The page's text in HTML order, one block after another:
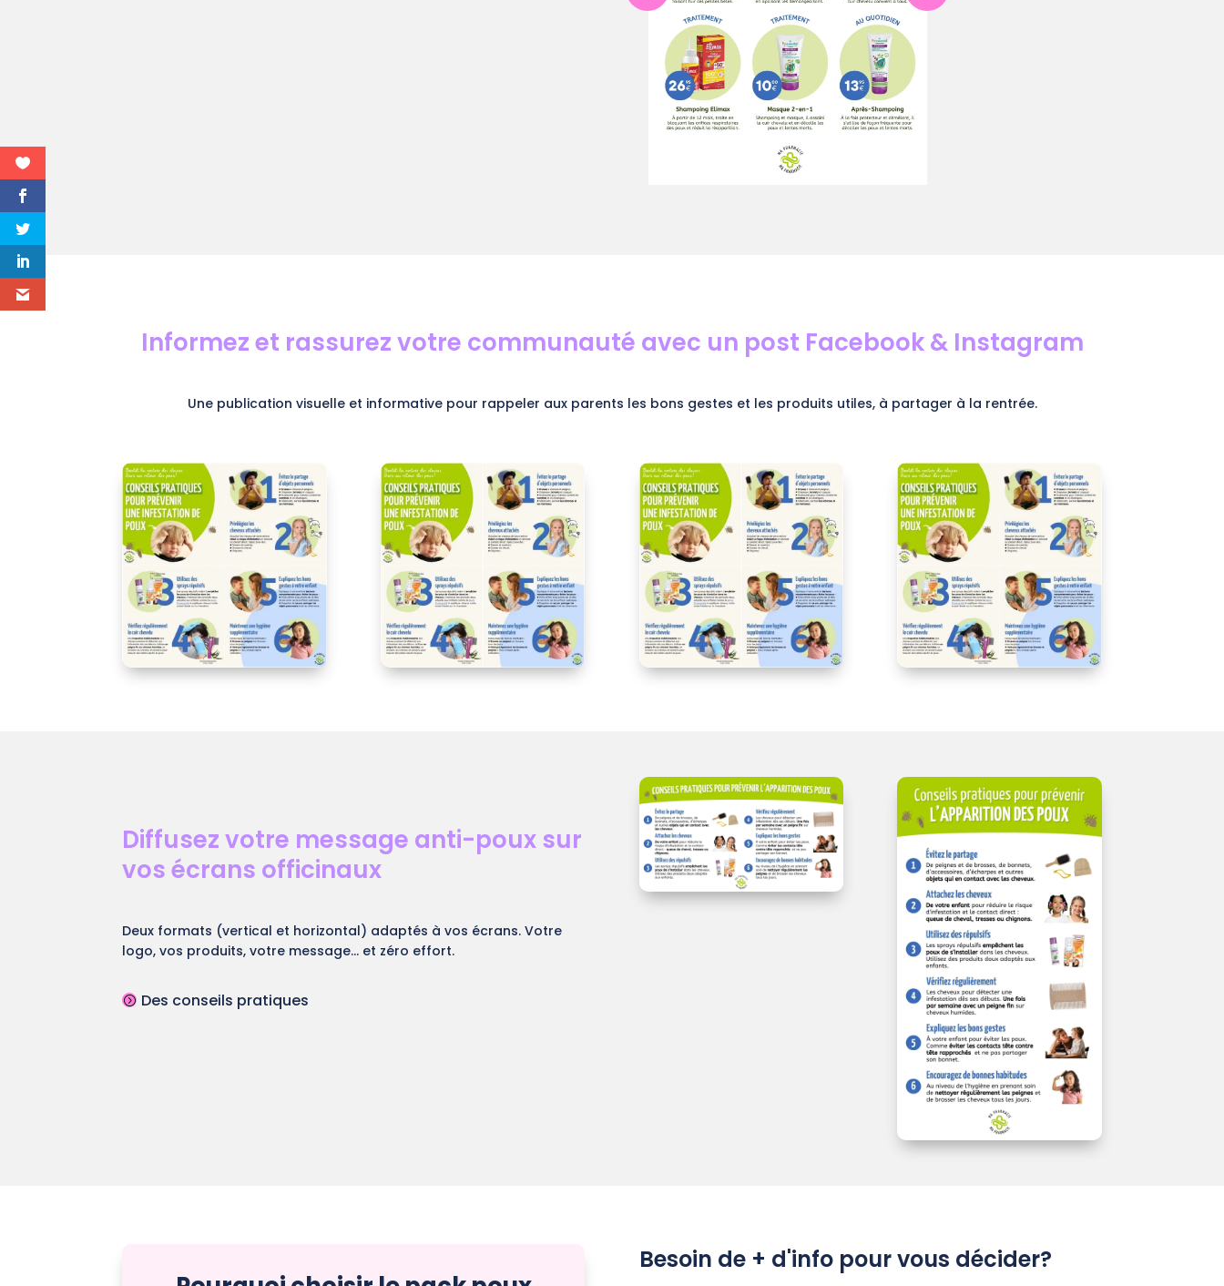
Informez et rassurez votre communauté avec un post Facebook & Instagram
Une publication visuelle et informative pour rappeler aux parents les bons gestes et les produits utiles, à partager à la rentrée.
Diffusez votre message anti-poux sur
vos écrans officinaux
Deux formats (vertical et horizontal) adaptés à vos écrans. Votre
logo, vos produits, votre message… et zéro effort.
= Des conseils pratiques
Besoin de + d'info pour vous décider?